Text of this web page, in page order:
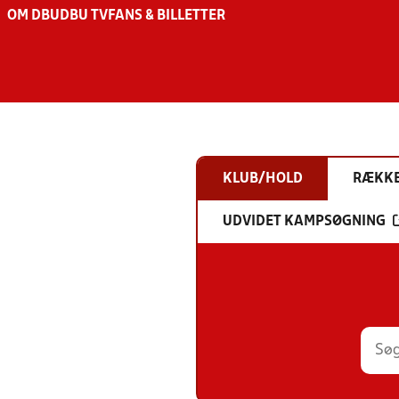
OM DBU DBU TV FANS & BILLETTER
KLUB/HOLD
UDVIDET KAMPSØGNING